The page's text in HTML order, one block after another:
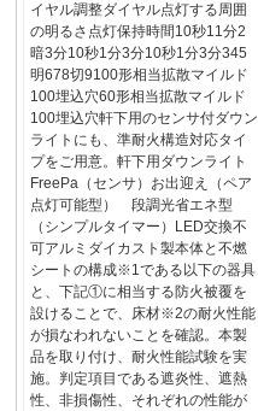
イヤル調整ダイヤル点灯する周囲
の明るさ点灯保持時間10秒11分2
暗3分10秒1分3分10秒1分3分345
明678切9100形相当拡散マイルド
100埋込穴60形相当拡散マイルド
100埋込穴軒下用のセンサ付ダウン
ライトにも、準耐火構造対応タイ
プをご用意。軒下用ダウンライト
FreePa（センサ）お出迎え（ペア
点灯可能型） 段調光省エネ型
（シンプルタイマー）LED交換不
可アルミダイカスト製本体と不燃
シートの構成※1である以下の器具
と、下記①に相当する防火被覆を
設けることで、床材※2の耐火性能
が損なわれないことを確認。本製
品を取り付け、耐火性能試験を実
施。判定項目である遮炎性、遮熱
性、非損傷性、それぞれの性能が